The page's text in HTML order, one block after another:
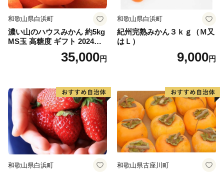
和歌山県白浜町
濃い山のハウスみかん 約5kg
MS玉 高糖度 ギフト 2024年7
35,000円
和歌山県白浜町
紀州完熟みかん３ｋｇ（Ｍ又
はＬ）
9,000円
和歌山県白浜町 和歌山県古座川町